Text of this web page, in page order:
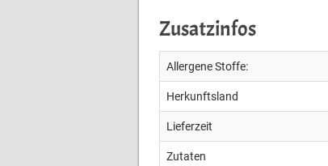
Zusatzinfos
Allergene Stoffe:
Herkunftsland
Lieferzeit
Zutaten